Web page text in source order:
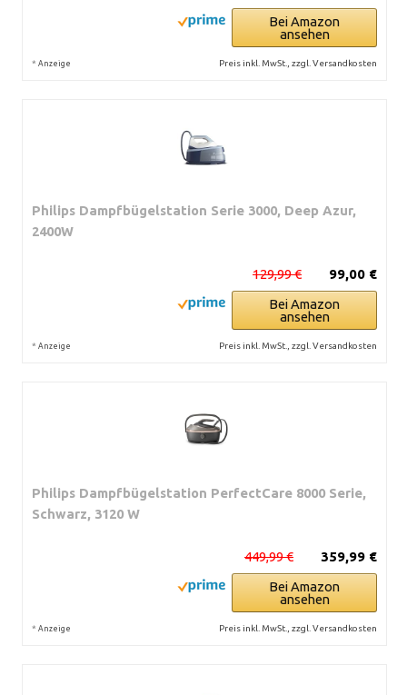
Bei Amazon
ansehen
* Anzeige Preis inkl. MwSt., zzgl. Versandkosten
Philips Dampfbügelstation Serie 3000, Deep Azur,
2400W
99,00 €
129,99 €
Bei Amazon
ansehen
* Anzeige Preis inkl. MwSt., zzgl. Versandkosten
Philips Dampfbügelstation PerfectCare 8000 Serie,
Schwarz, 3120 W
359,99 €
449,99 €
Bei Amazon
ansehen
* Anzeige Preis inkl. MwSt., zzgl. Versandkosten